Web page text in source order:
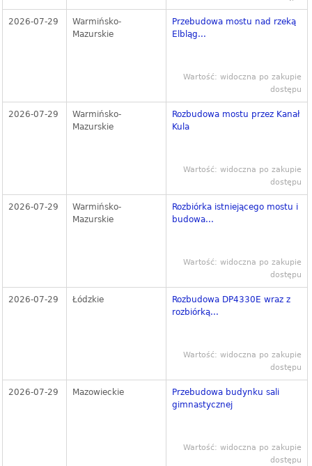
2026-07-29
Warmińsko-
Mazurskie
Przebudowa mostu nad rzeką
Elbląg...
Wartość: widoczna po zakupie
dostępu
2026-07-29
Warmińsko-
Mazurskie
Rozbudowa mostu przez Kanał
Kula
Wartość: widoczna po zakupie
dostępu
2026-07-29
Warmińsko-
Mazurskie
Rozbiórka istniejącego mostu i
budowa...
Wartość: widoczna po zakupie
dostępu
2026-07-29 Łódzkie
Rozbudowa DP4330E wraz z
rozbiórką...
Wartość: widoczna po zakupie
dostępu
2026-07-29 Mazowieckie
Przebudowa budynku sali
gimnastycznej
Wartość: widoczna po zakupie
dostępu